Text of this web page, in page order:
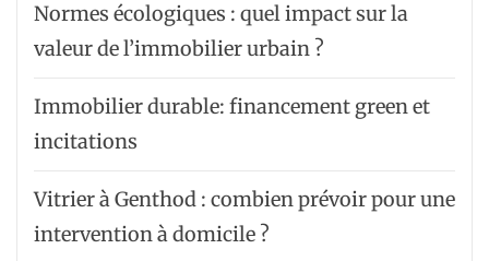
Normes écologiques : quel impact sur la
valeur de l’immobilier urbain ?
Immobilier durable: financement green et
incitations
Vitrier à Genthod : combien prévoir pour une
intervention à domicile ?